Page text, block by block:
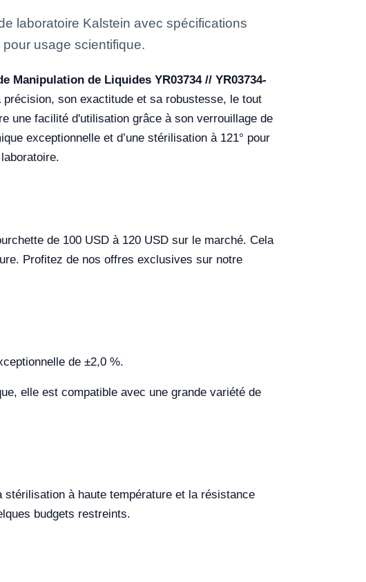
laboratoire Kalstein avec spécifications
usage scientifique.
Manipulation de Liquides YR03734 // YR03734-
précision, son exactitude et sa robustesse, le tout
une facilité d'utilisation grâce à son verrouillage de
exceptionnelle et d’une stérilisation à 121° pour
de 100 USD à 120 USD sur le marché. Cela
Profitez de nos offres exclusives sur notre
de ±2,0 %.
elle est compatible avec une grande variété de
à haute température et la résistance
budgets restreints.